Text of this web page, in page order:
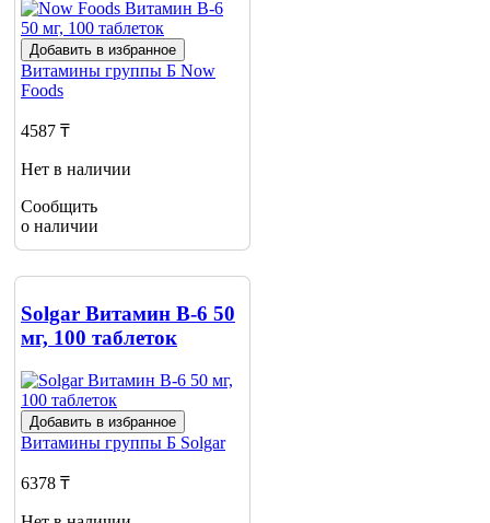
Добавить в избранное
Витамины группы Б Now
Foods
4587 ₸
Нет в наличии
Сообщить
о наличии
Solgar Витамин B-6 50
мг, 100 таблеток
Добавить в избранное
Витамины группы Б Solgar
6378 ₸